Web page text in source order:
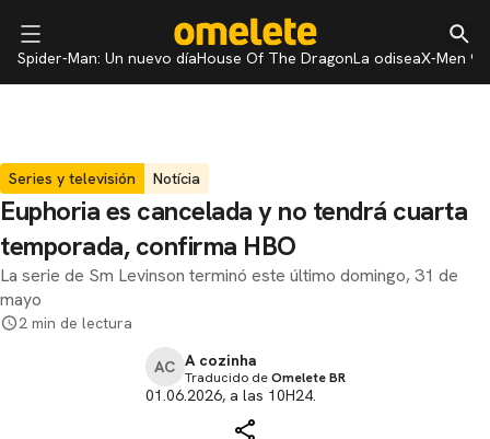
Spider-Man: Un nuevo díaHouse Of The DragonLa odiseaX-Men 97
Series y televisión Notícia
Euphoria es cancelada y no tendrá cuarta
temporada, confirma HBO
La serie de Sm Levinson terminó este último domingo, 31 de
mayo
2 min de lectura
AC A cozinha
Traducido deOmelete BR
01.06.2026, a las 10H24.